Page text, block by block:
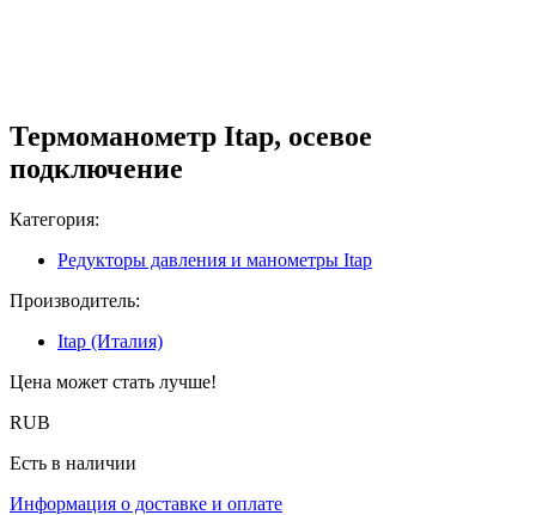
Термоманометр Itap, осевое
подключение
Категория:
Редукторы давления и манометры Itap
Производитель:
Itap (Италия)
Цена может стать лучше!
RUB
Есть в наличии
Информация о доставке и оплате